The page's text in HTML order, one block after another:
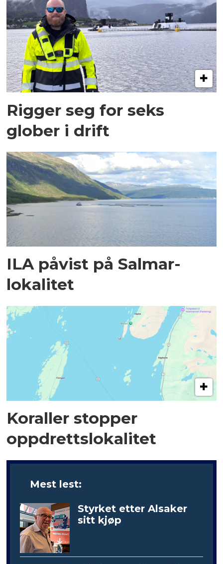
Rigger seg for seks
glober i drift
ILA påvist på Salmar-
lokalitet
Koraller stopper
oppdrettslokalitet
Mest lest:
Styrket etter Alsaker
sitt kjøp